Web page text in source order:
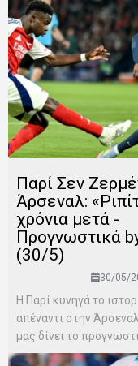
Παρί Σεν
Άρσεναλ:
χρόνια μετά -
Προγνωστικά
(30/5)
30/05/
Η Παρί κυνηγά το
απέναντι στην
μας δίνει το